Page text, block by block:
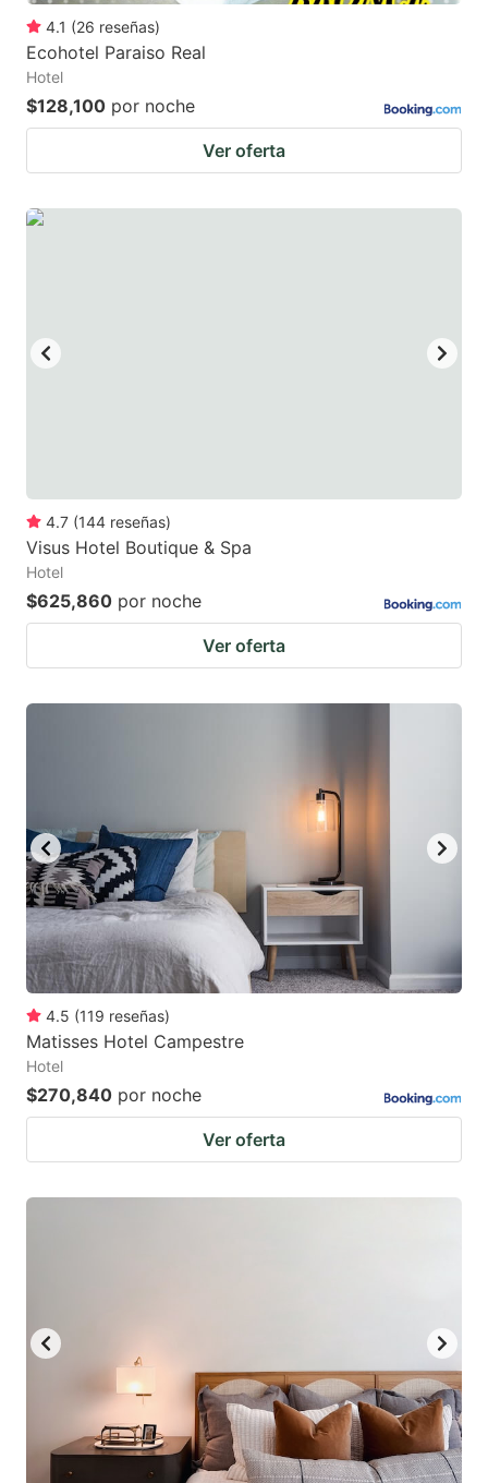
4.1 (26 reseñas)
Ecohotel Paraiso Real
Hotel
$128,100 por noche
Ver oferta
4.7 (144 reseñas)
Visus Hotel Boutique & Spa
Hotel
$625,860 por noche
Ver oferta
4.5 (119 reseñas)
Matisses Hotel Campestre
Hotel
$270,840 por noche
Ver oferta